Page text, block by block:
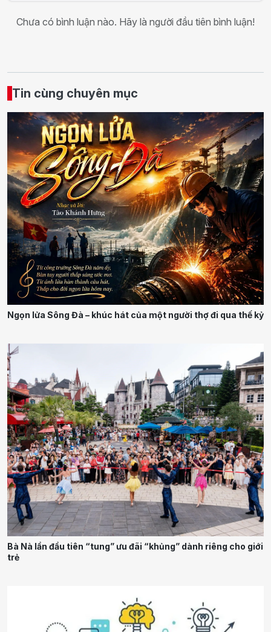
Chưa có bình luận nào. Hãy là người đầu tiên bình luận!
Tin cùng chuyên mục
Ngọn lửa Sông Đà – khúc hát của một người thợ đi qua thế kỷ
Bà Nà lần đầu tiên “tung” ưu đãi “khủng” dành riêng cho giới
trẻ